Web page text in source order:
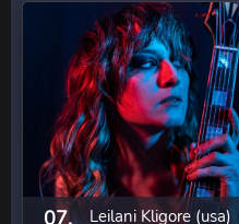
07. Leilani Kligore (usa)